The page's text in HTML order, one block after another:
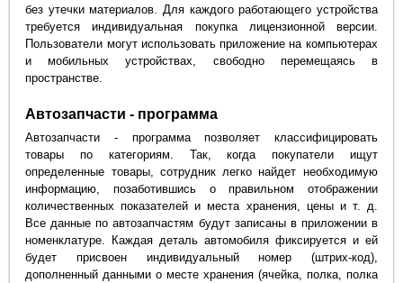
без утечки материалов. Для каждого работающего устройства
требуется индивидуальная покупка лицензионной версии.
Пользователи могут использовать приложение на компьютерах
и мобильных устройствах, свободно перемещаясь в
пространстве.
Автозапчасти - программа
Автозапчасти - программа позволяет классифицировать
товары по категориям. Так, когда покупатели ищут
определенные товары, сотрудник легко найдет необходимую
информацию, позаботившись о правильном отображении
количественных показателей и места хранения, цены и т. д.
Все данные по автозапчастям будут записаны в приложении в
номенклатуре. Каждая деталь автомобиля фиксируется и ей
будет присвоен индивидуальный номер (штрих-код),
дополненный данными о месте хранения (ячейка, полка, полка